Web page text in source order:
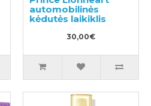
automobilinės
kėdutės laikiklis
30,00€